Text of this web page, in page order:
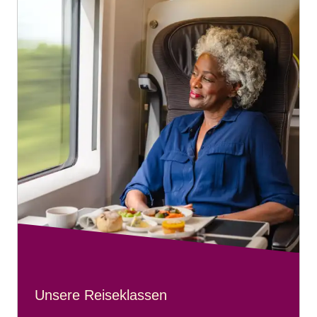
beschränken den Konsum an Bord(pro Person) auf:
Vier 440-ml-Flaschen oder Dosen Bier
eine 750-ml-Flasche Wein
Bitte beachten Sie,
dass Reisende an Bord keine großen
Flaschen mit Spirituosen trinken dürfen.
Unsere Reiseklassen